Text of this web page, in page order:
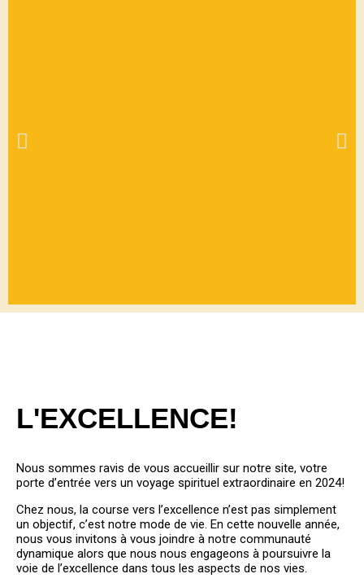
PARMIS
NOUS
PLUS QU'UNE ÉGLISE, UNE
VÉRITABLE FAMILLE!
L'EXCELLENCE!
Nous sommes ravis de vous accueillir sur notre site, votre
porte d’entrée vers un voyage spirituel extraordinaire en 2024!
Chez nous, la course vers l’excellence n’est pas simplement
un objectif, c’est notre mode de vie. En cette nouvelle année,
nous vous invitons à vous joindre à notre communauté
dynamique alors que nous nous engageons à poursuivre la
voie de l’excellence dans tous les aspects de nos vies.